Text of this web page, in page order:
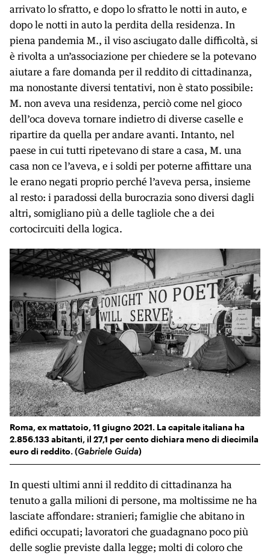
arrivato lo sfratto, e dopo lo sfratto le notti in auto, e
dopo le notti in auto la perdita della residenza. In
piena pandemia M., il viso asciugato dalle difficoltà, si
è rivolta a un’associazione per chiedere se la potevano
aiutare a fare domanda per il reddito di cittadinanza,
ma nonostante diversi tentativi, non è stato possibile:
M. non aveva una residenza, perciò come nel gioco
dell’oca doveva tornare indietro di diverse caselle e
ripartire da quella per andare avanti. Intanto, nel
paese in cui tutti ripetevano di stare a casa, M. una
casa non ce l’aveva, e i soldi per poterne affittare una
le erano negati proprio perché l’aveva persa, insieme
al resto: i paradossi della burocrazia sono diversi dagli
altri, somigliano più a delle tagliole che a dei
cortocircuiti della logica.
Roma, ex mattatoio, 11 giugno 2021. La capitale italiana ha
2.856.133 abitanti, il 27,1 per cento dichiara meno di diecimila
euro di reddito. (Gabriele Guida)
In questi ultimi anni il reddito di cittadinanza ha
tenuto a galla milioni di persone, ma moltissime ne ha
lasciate affondare: stranieri; famiglie che abitano in
edifici occupati; lavoratori che guadagnano poco più
delle soglie previste dalla legge; molti di coloro che